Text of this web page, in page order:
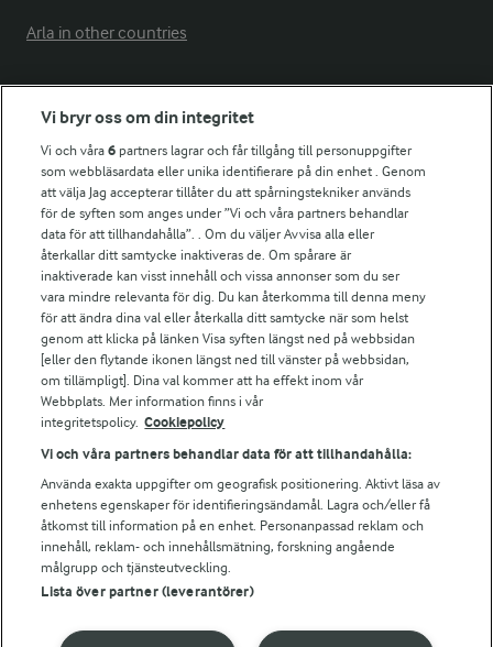
Arla in other countries
Fler Arlasajter
För ägare
Arlas kundportal
Arla.com
Falbygdens Ost
Arla webbshop
Bildbank
Följ oss
© 2026 Arla Foods
Vi bryr oss om din integritet
Vi och våra6 partners lagrar och får tillgång till personuppgifter
som webbläsardata eller unika identifierare på din enhet . Genom
att välja Jag accepterar tillåter du att spårningstekniker används
för de syften som anges under ”Vi och våra partners behandlar
data för att tillhandahålla”. . Om du väljer Avvisa alla eller
återkallar ditt samtycke inaktiveras de. Om spårare är
inaktiverade kan visst innehåll och vissa annonser som du ser
vara mindre relevanta för dig. Du kan återkomma till denna meny
för att ändra dina val eller återkalla ditt samtycke när som helst
genom att klicka på länken Visa syften längst ned på webbsidan
[eller den flytande ikonen längst ned till vänster på webbsidan,
om tillämpligt]. Dina val kommer att ha effekt inom vår
Webbplats. Mer information finns i vår
integritetspolicy. Cookiepolicy
Vi och våra partners behandlar data för att tillhandahålla:
Använda exakta uppgifter om geografisk positionering. Aktivt läsa av
enhetens egenskaper för identifieringsändamål. Lagra och/eller få
åtkomst till information på en enhet. Personanpassad reklam och
innehåll, reklam- och innehållsmätning, forskning angående
målgrupp och tjänsteutveckling.
Lista över partner (leverantörer)